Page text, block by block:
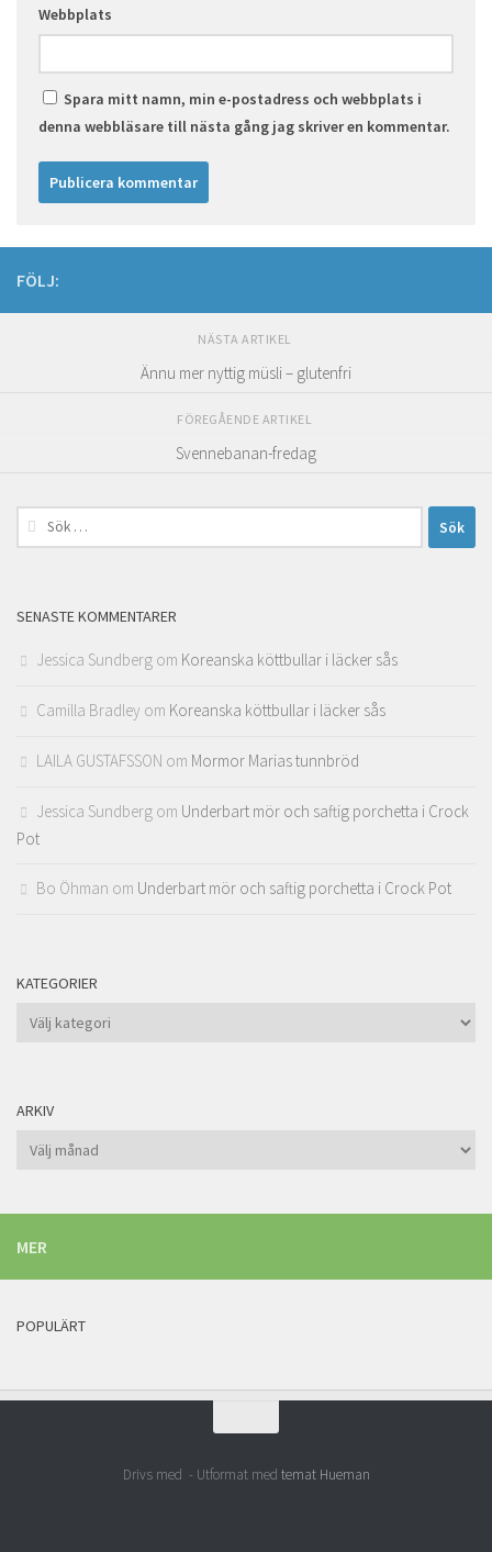
Webbplats
Spara mitt namn, min e-postadress och webbplats i
denna webbläsare till nästa gång jag skriver en kommentar.
FÖLJ:
NÄSTA ARTIKEL
Ännu mer nyttig müsli – glutenfri
FÖREGÅENDE ARTIKEL
Svennebanan-fredag
Sök
efter:
SENASTE KOMMENTARER
Jessica Sundberg om Koreanska köttbullar i läcker sås
Camilla Bradley om Koreanska köttbullar i läcker sås
LAILA GUSTAFSSON om Mormor Marias tunnbröd
Jessica Sundberg om Underbart mör och saftig porchetta i Crock
Pot
Bo Öhman om Underbart mör och saftig porchetta i Crock Pot
KATEGORIER
Kategorier
ARKIV
Arkiv
MER
POPULÄRT
Drivs med - Utformat med temat Hueman